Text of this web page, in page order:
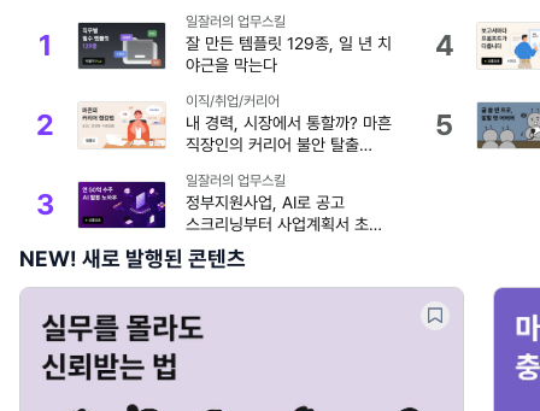
1
일잘러의 업무스킬
잘 만든 템플릿 129종, 일 년 치
야근을 막는다
2
이직/취업/커리어
내 경력, 시장에서 통할까? 마흔
직장인의 커리어 불안 탈출
3
일잘러의 업무스킬
정부지원사업, AI로 공고
스크리닝부터 사업계획서 초안
작성까지 끝내는 법
4
5
NEW! 새로 발행된 콘텐츠